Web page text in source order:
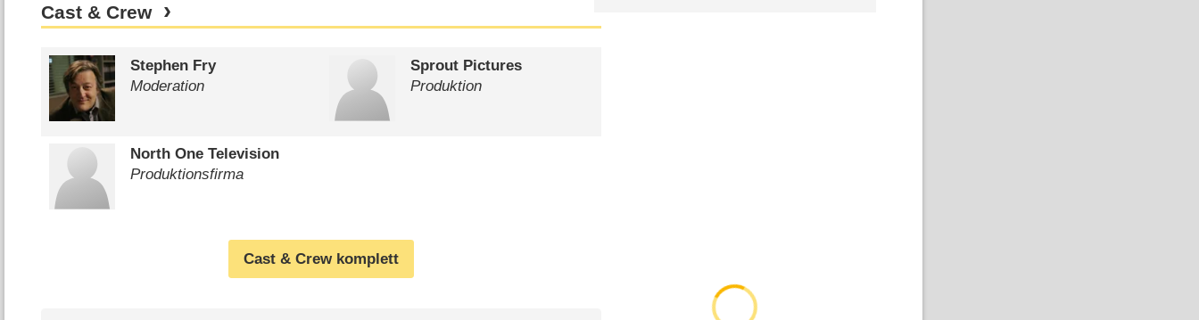
Cast & Crew
Stephen Fry
Moderation
Sprout Pictures
Produktion
North One Television
Produktionsfirma
Cast & Crew komplett